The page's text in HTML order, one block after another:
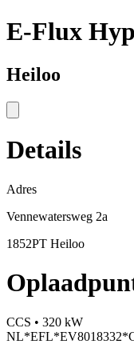
E-Flux
Heiloo
Details
Adres
Vennewatersweg 2a
1852PT Heiloo
CCS • 320 kW